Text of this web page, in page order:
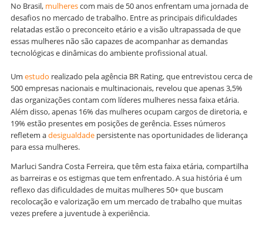
No Brasil, mulherescom mais de 50 anos enfrentam uma jornada de
desafios no mercado de trabalho. Entre as principais dificuldades
relatadas estão o preconceito etário e a visão ultrapassada de que
essas mulheres não são capazes de acompanhar as demandas
tecnológicas e dinâmicas do ambiente profissional atual.
Um estudo realizado pela agência BR Rating, que entrevistou cerca de
500 empresas nacionais e multinacionais, revelou que apenas 3,5%
das organizações contam com líderes mulheres nessa faixa etária.
Além disso, apenas 16% das mulheres ocupam cargos de diretoria, e
19% estão presentes em posições de gerência. Esses números
refletem adesigualdade persistente nas oportunidades de liderança
para essa mulheres.
Marluci Sandra Costa Ferreira, que têm esta faixa etária, compartilha
as barreiras e os estigmas que tem enfrentado. A sua história é um
reflexo das dificuldades de muitas mulheres 50+ que buscam
recolocação e valorização em um mercado de trabalho que muitas
vezes prefere a juventude à experiência.